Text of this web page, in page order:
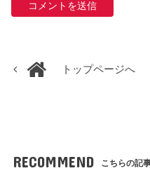
トップページへ
RECOMMEND こちらの記